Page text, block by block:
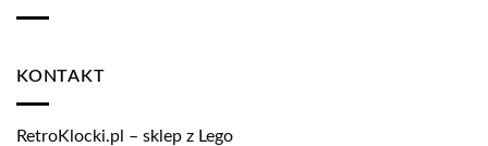
KONTAKT
RetroKlocki.pl – sklep z Lego